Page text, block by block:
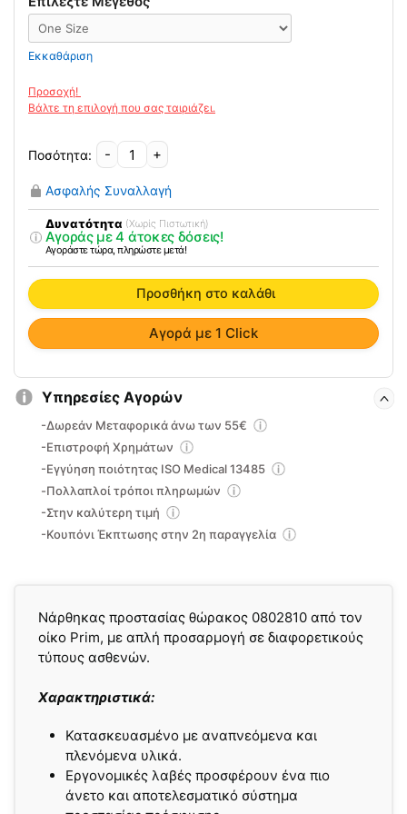
Νάρθηκας προστασίας θώρακος 0802810 από τον
οίκο Prim, με απλή προσαρμογή σε διαφορετικούς
τύπους ασθενών.
Χαρακτηριστικά:
Κατασκευασμένο με αναπνεόμενα και
πλενόμενα υλικά.
Εργονομικές λαβές προσφέρουν ένα πιο
άνετο και αποτελεσματικό σύστημα
Εκκαθάριση
Αγορά με 1 Click
-
Νάρθηκας
Προστασίας
Θώρακος
0802810
Prim
ποσότητα
+
Ασφαλής Συναλλαγή
Δυνατότητα (Χωρίς Πιστωτική)
Αγοράς με 4 άτοκες δόσεις!
Αγοράστε τώρα, πληρώστε μετά!
Προσθήκη στο καλάθι
Υπηρεσίες Αγορών
-Δωρεάν Μεταφορικά άνω των 55€
-Επιστροφή Χρημάτων
-Εγγύηση ποιότητας ISO Medical 13485
-Πολλαπλοί τρόποι πληρωμών
-Στην καλύτερη τιμή
-Κουπόνι Έκπτωσης στην 2η παραγγελία